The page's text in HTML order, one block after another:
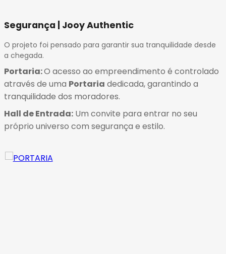
Segurança | Jooy Authentic
O projeto foi pensado para garantir sua tranquilidade desde
a chegada.
Portaria:O acesso ao empreendimento é controlado
através de uma Portaria dedicada, garantindo a
tranquilidade dos moradores.
Hall de Entrada: Um convite para entrar no seu
próprio universo com segurança e estilo.